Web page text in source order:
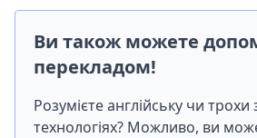
Ви також можете
перекладом!
Розумієте англійську чи
технологіях? Можливо, ви